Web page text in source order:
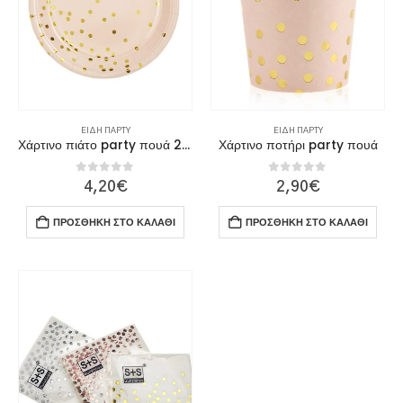
ΕΊΔΗ ΠΆΡΤΥ
Χάρτινο πιάτο party πουά 23cm
out of 5
4,20€
ΠΡΟΣΘΉΚΗ ΣΤΟ ΚΑΛΆΘΙ
ΕΊΔΗ ΠΆΡΤΥ
Χάρτινο ποτήρι party πουά
out of 5
2,90€
ΠΡΟΣΘΉΚΗ ΣΤΟ ΚΑΛΆΘΙ